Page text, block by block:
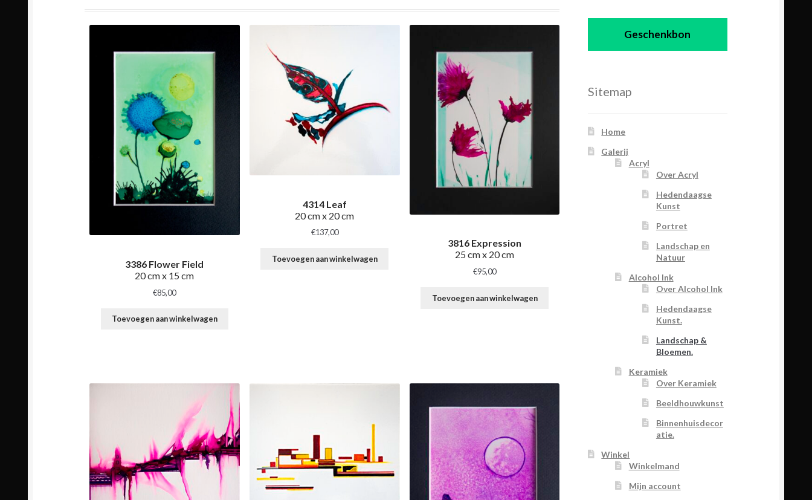
3386 Flower Field
20 cm x 15 cm
€85,00
Toevoegen aan winkelwagen
4314 Leaf
20 cm x 20 cm
€137,00
Toevoegen aan winkelwagen
3816 Expression
25 cm x 20 cm
€95,00
Toevoegen aan winkelwagen
Geschenkbon
Sitemap
Home
Galerij
Acryl
Over Acryl
Hedendaagse
Kunst
Portret
Landschap en
Natuur
Alcohol Ink
Over Alcohol Ink
Hedendaagse
Kunst.
Landschap &
Bloemen.
Keramiek
Over Keramiek
Beeldhouwkunst
Binnenhuisdecor
atie.
Winkel
Winkelmand
Mijn account